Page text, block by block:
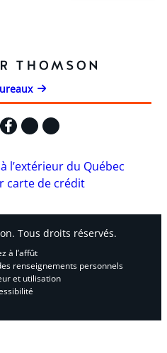
Facebook
Instagram
YouTube
l’extérieur du Québec
carte de crédit
Tous droits réservés.
à l’affût
renseignements personnels
et utilisation